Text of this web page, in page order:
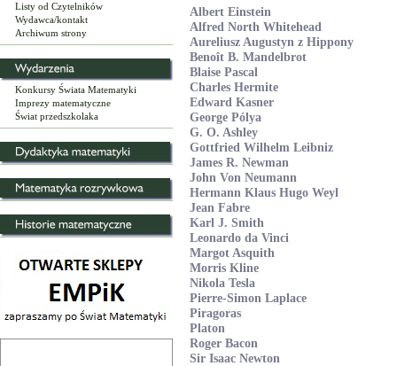
Listy od Czytelników
Wydawca/kontakt
Archiwum strony
Konkursy Świata Matematyki
Imprezy matematyczne
Świat przedszkolaka
Albert Einstein
Alfred North Whitehead
Aureliusz Augustyn z Hippony
Benoît B. Mandelbrot
Blaise Pascal
Charles Hermite
Edward Kasner
George Pólya
G. O. Ashley
Gottfried Wilhelm Leibniz
James R. Newman
John Von Neumann
Hermann Klaus Hugo Weyl
Jean Fabre
Karl J. Smith
Leonardo da Vinci
Margot Asquith
Morris Kline
Nikola Tesla
Pierre-Simon Laplace
Piragoras
Platon
Roger Bacon
Sir Isaac Newton